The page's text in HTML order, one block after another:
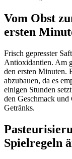
Vom Obst
ersten
Frisch gepresster
Antioxidantien. Am
den ersten Minuten.
abzubauen, da es
einigen Stunden
den Geschmack und
Getränks.
Spielregeln